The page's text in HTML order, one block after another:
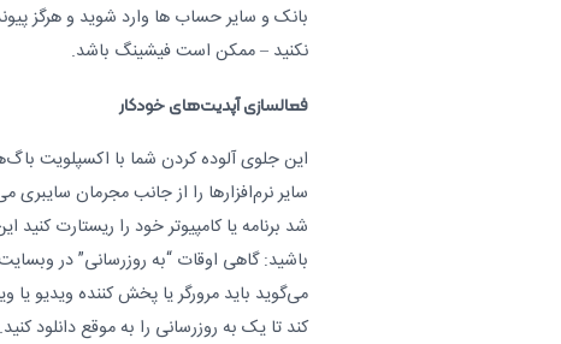
بانک و سایر حساب ها وارد شوید و هرگز
نکنید – ممکن است فیشینگ باشد.
فعالسازی آپدیت‌های خودکار
این جلوی آلوده کردن شما با اکسپلویت
سایر نرم‌افزارها را از جانب مجرمان
شد برنامه یا کامپیوتر خود را ریستارت کنید
باشید: گاهی اوقات “به روزرسانی” در
می‌گوید باید مرورگر یا پخش کننده ویدیو یا
کند تا یک به روزرسانی را به موقع دانلود